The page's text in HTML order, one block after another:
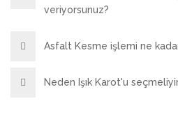
veriyorsunuz?
Asfalt Kesme işlemi ne
Neden Işık Karot'u